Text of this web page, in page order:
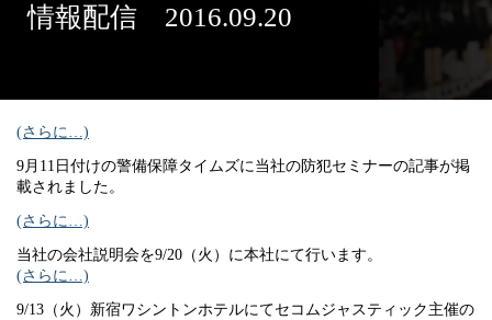
情報配信 2016.09.20
(さらに…)
9月11日付けの警備保障タイムズに当社の防犯セミナーの記事が掲
載されました。
(さらに…)
当社の会社説明会を9/20（火）に本社にて行います。
(さらに…)
9/13（火）新宿ワシントンホテルにてセコムジャスティック主催の